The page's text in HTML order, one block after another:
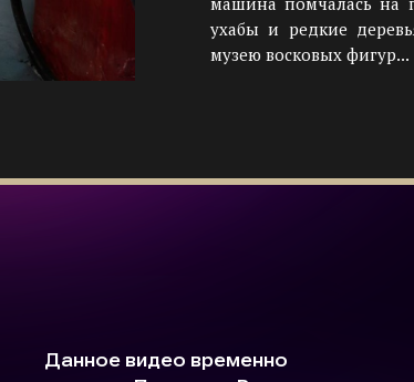
ухабы и редкие
музею восковых фигур...